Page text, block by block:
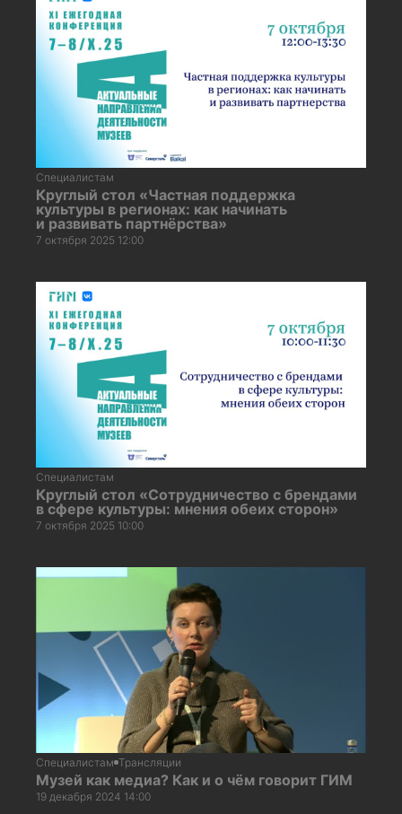
Специалистам
Круглый стол «Частная поддержка
культуры в регионах: как начинать
и развивать партнёрства»
7 октября 2025 12:00
Специалистам
Круглый стол «Сотрудничество с брендами
в сфере культуры: мнения обеих сторон»
7 октября 2025 10:00
Специалистам Трансляции
Музей как медиа? Как и о чём говорит ГИМ
19 декабря 2024 14:00